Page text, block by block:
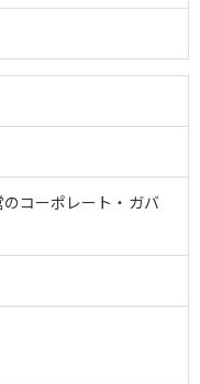
のコーポレート・ガバ